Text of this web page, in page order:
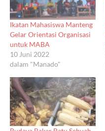
Ikatan Mahasiswa Manteng
Gelar Orientasi Organisasi
untuk MABA
10 Juni 2022
dalam "Manado"